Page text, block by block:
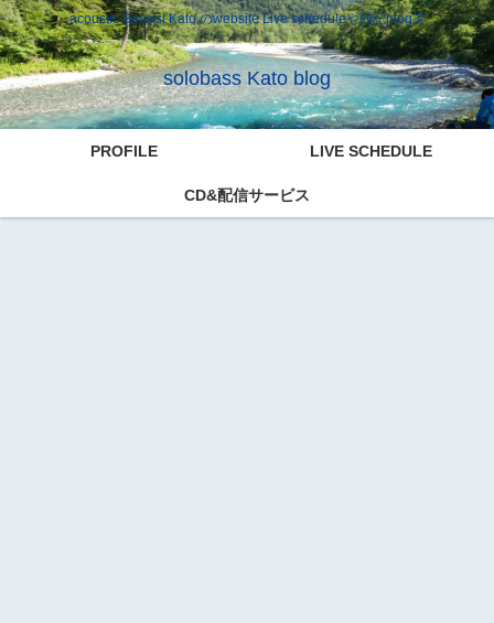
acoustic Bassist Kato のwebsite Live scheduleや雑記blog等
solobass Kato blog
PROFILE LIVE SCHEDULE
CD&配信サービス